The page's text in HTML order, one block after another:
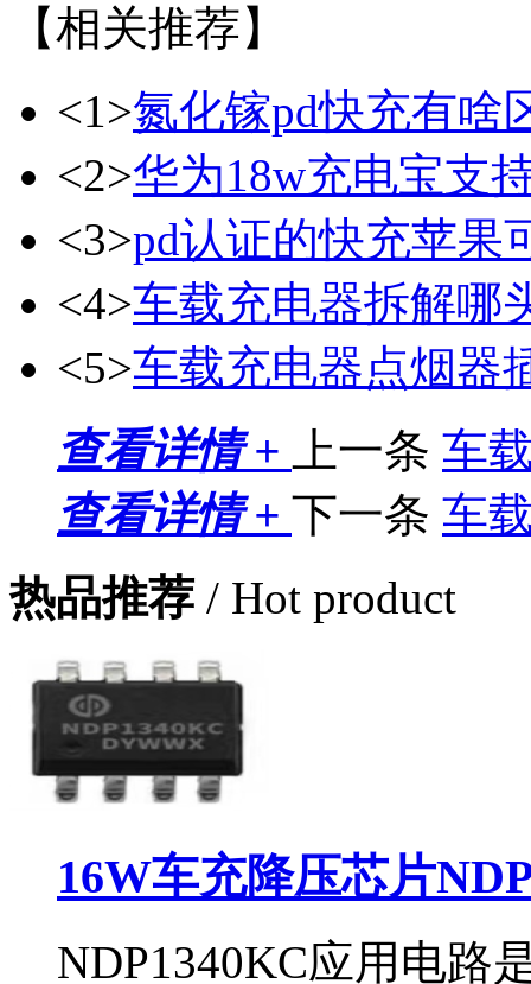
【相关推荐】
<1>氮化镓pd快充有啥
<2>华为18w充电宝支
<3>pd认证的快充苹果
<4>车载充电器拆解哪
<5>车载充电器点烟器
查看详情 +
上一条 车
查看详情 + 下一条 车
热品推荐 / Hot product
16W车充降压芯片
NDP1340KC应用电路